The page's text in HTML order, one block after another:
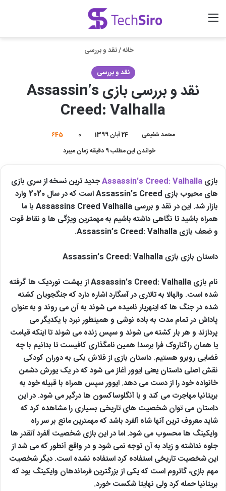
منو جستجو برای
ورود
خانه/نقد و بررسی
نقد و بررسی
نقد و بررسی بازی Assassin’s
Creed: Valhalla
محمد شفیعی 24 آبان 1399 0
645
خواندن این مطلب 9 دقیقه زمان میبرد
بازی Assassin’s Creed: Valhallaجدید ترین نسخه از سری بازی
های محبوب بازی Assassin’s Creed است که در سال 2020 وارد
بازار شد. این در نقد و بررسی Assassins Creed Valhalla با ما
همراه باشید تا نگاهی داشته باشیم به مهمترین ویژگی ها و نقاط قوت
و ضعف بازی Assassin’s Creed: Valhalla.
داستان بازی بازی Assassin’s Creed: Valhalla
نام بازی Assassin’s Creed: Valhalla از بهشت نوردیک ها گرفته
شده است. والهالا به تالاری در آسگارد اشاره دارد که جنگجویان کشته
شده در جنگ ها که اینهریار نامیده می شوند به آن می روند و به عنوان
پاداش در تمام مدت به باده نوشی و همینطور نبرد با یکدیگر می
پردازند و هر بار کشته می شوند و سپس زنده می شوند تا اینکه قیامت
یا همان راگناروک فرا برسد! همین نامگذاری کافیست تا بدانیم با چه
فضایی روبرو هستیم. داستان بازی از فلاش بکی به دوران کودکی
نقش اصلی داستان یعنی ایوور آغاز می شود که در یک یورش دشمن
خانواده خود را از دست می دهد. ایوور سپس همراه با قبیله خود به
بریتانیا مهاجرت می کند و با آنگلوساکسون ها درگیر می شود. در این
داستان می توان شخصیت های تاریخی بسیاری را مشاهده کرد که
شاید معروف ترین آنها شاه آلفرد باشد که مهمترین مانع بر سر راه
وایکینگ ها محسوب می شود. اما در این بازی شخصیت آلفرد آنقدر ها
جلوه نداشته و زیاد به آن توجه نمی شود و در واقع آنطور که می شد از
این شخصیت تاریخی استفاده کرد استفاده نشده است. دیگر شخصیت
مهم بازی، گاتروم است که یکی از بزرگترین فرماندهان وایکینگ بود که
بریتانیا حمله کرد ولی نهایتا شکست خورد.